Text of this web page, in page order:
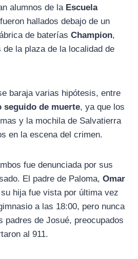
alumnos de la Escuela
hallados debajo de un
de baterías Champion,
la plaza de la localidad de
baraja varias hipótesis, entre
seguido de muerte, ya que los
y la mochila de Salvatierra
en la escena del crimen.
fue denunciada por sus
El padre de Paloma, Omar
hija fue vista por última vez
a las 18:00, pero nunca
padres de Josué, preocupados
al 911.